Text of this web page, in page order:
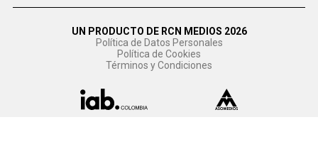
UN PRODUCTO DE RCN MEDIOS 2026
Política de Datos Personales
Política de Cookies
Términos y Condiciones